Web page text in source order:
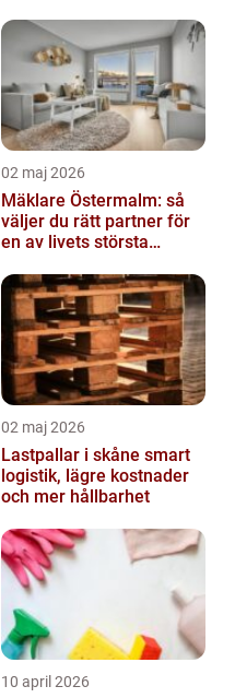
02 maj 2026
Mäklare Östermalm: så
väljer du rätt partner för
en av livets största
02 maj 2026
Lastpallar i skåne smart
logistik, lägre kostnader
och mer hållbarhet
10 april 2026